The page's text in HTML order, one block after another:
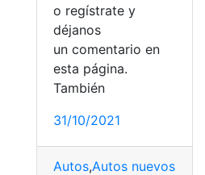
o regístrate y
déjanos
un comentario en
esta página.
También
31/10/2021
Autos,Autos nuevos